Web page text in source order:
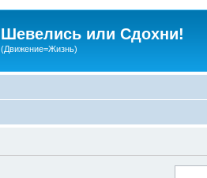
Шевелись или Сдохни!
(Движение=Жизнь)